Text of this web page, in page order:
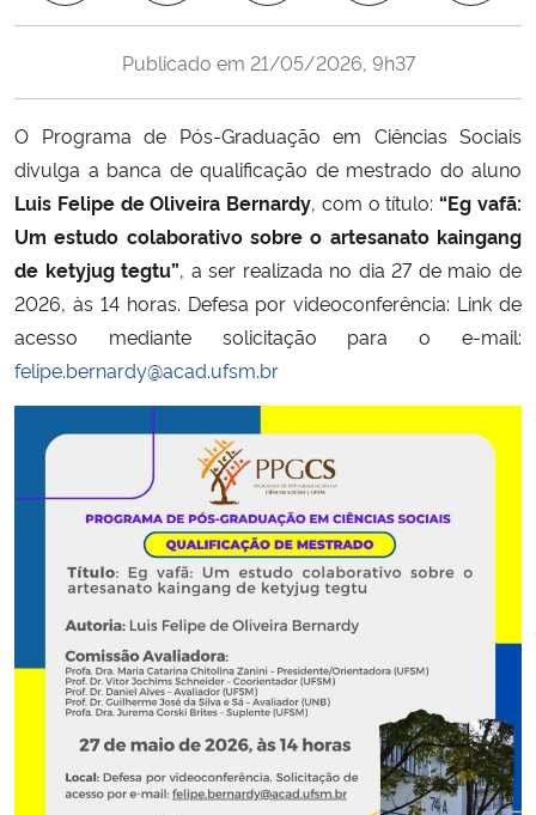
Ministério de Minas e Energia
Ministério da Ciência, Tecnologia, Inovações e Comunicações
Ministério do Meio Ambiente
Ministério do Turismo
Controladoria-Geral da União
Ministério da Mulher, da Família e dos Direitos Humanos
Secretaria-Geral
Secretaria de Governo
Gabinete de Segurança Institucional
Advocacia-Geral da União
Publicado em 21/05/2026, 9h37
O Programa de Pós-Graduação em Ciências Sociais
divulga a banca de qualificação de mestrado do aluno
Luis Felipe de Oliveira Bernardy, com o título: “Eg vafã:
Um estudo colaborativo sobre o artesanato kaingang
de ketyjug tegtu”, a ser realizada no dia 27 de maio de
2026, às 14 horas. Defesa por videoconferência: Link de
acesso mediante solicitação para o e-mail:
felipe.bernardy@acad.ufsm.br